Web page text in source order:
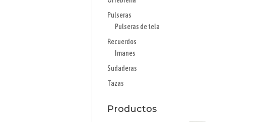
Pulseras
Pulseras de tela
Recuerdos
Imanes
Sudaderas
Tazas
Productos